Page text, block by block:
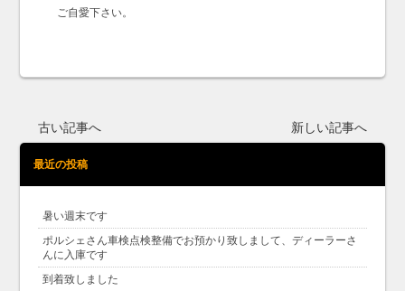
ご自愛下さい。
古い記事へ 新しい記事へ
最近の投稿
暑い週末です
ポルシェさん車検点検整備でお預かり致しまして、ディーラーさ
んに入庫です
到着致しました